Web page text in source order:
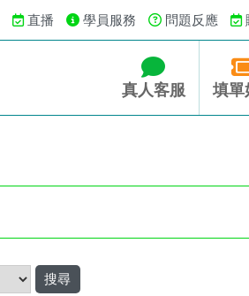
直播 學員服務 問題反應
真人客服 填單